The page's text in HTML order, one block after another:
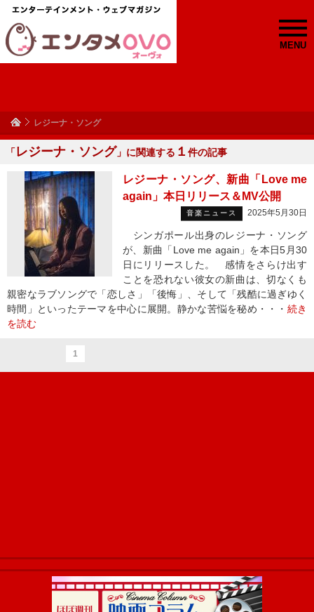
MENU
レジーナ・ソング
「レジーナ・ソング 」に関連する １ 件の記事
レジーナ・ソング、新曲「Love me
again」本日リリース＆MV公開
音楽ニュース 2025年5月30日
シンガポール出身のレジーナ・ソング
が、新曲「Love me again」を本日5月30
日にリリースした。 感情をさらけ出す
ことを恐れない彼女の新曲は、切なくも
親密なラブソングで「恋しさ」「後悔」、そして「残酷に過ぎゆく
時間」といったテーマを中心に展開。静かな苦悩を秘め・・・ 続き
を読む
1